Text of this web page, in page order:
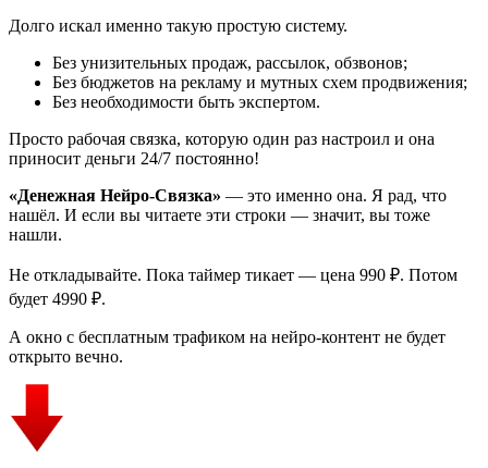
Долго искал именно такую простую систему.
Без унизительных продаж, рассылок, обзвонов;
Без бюджетов на рекламу и мутных схем продвижения;
Без необходимости быть экспертом.
Просто рабочая связка, которую один раз настроил и она
приносит деньги 24/7 постоянно!
«Денежная Нейро-Связка» — это именно она. Я рад, что
нашёл. И если вы читаете эти строки — значит, вы тоже
нашли.
Не откладывайте. Пока таймер тикает — цена 990 ₽. Потом
будет 4990 ₽.
А окно с бесплатным трафиком на нейро-контент не будет
открыто вечно.